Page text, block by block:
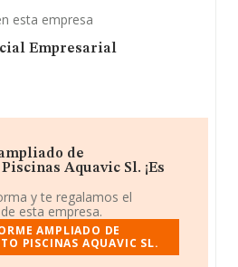
esta empresa
Empresarial
de
Aquavic Sl. ¡Es
y te regalamos el
esta empresa.
AMPLIADO DE
PISCINAS AQUAVIC SL.